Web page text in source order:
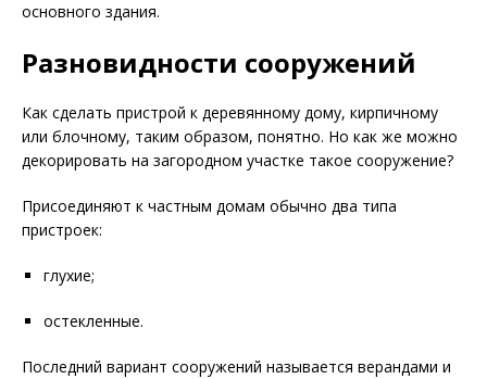
основного здания.
Разновидности сооружений
Как сделать пристрой к деревянному дому, кирпичному
или блочному, таким образом, понятно. Но как же можно
декорировать на загородном участке такое сооружение?
Присоединяют к частным домам обычно два типа
пристроек:
глухие;
остекленные.
Последний вариант сооружений называется верандами и